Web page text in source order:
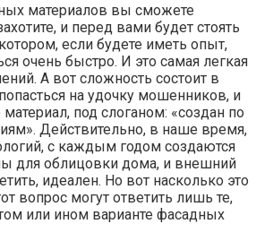
материалов вы сможете
и перед вами будет стоять
если будете иметь опыт,
очень быстро. И это самая легкая
А вот сложность состоит в
на удочку мошенников, и
под слоганом: «создан по
Действительно, в наше время,
с каждым годом создаются
для облицовки дома, и внешний
идеален. Но вот насколько это
вопрос могут ответить лишь те,
или ином варианте фасадных